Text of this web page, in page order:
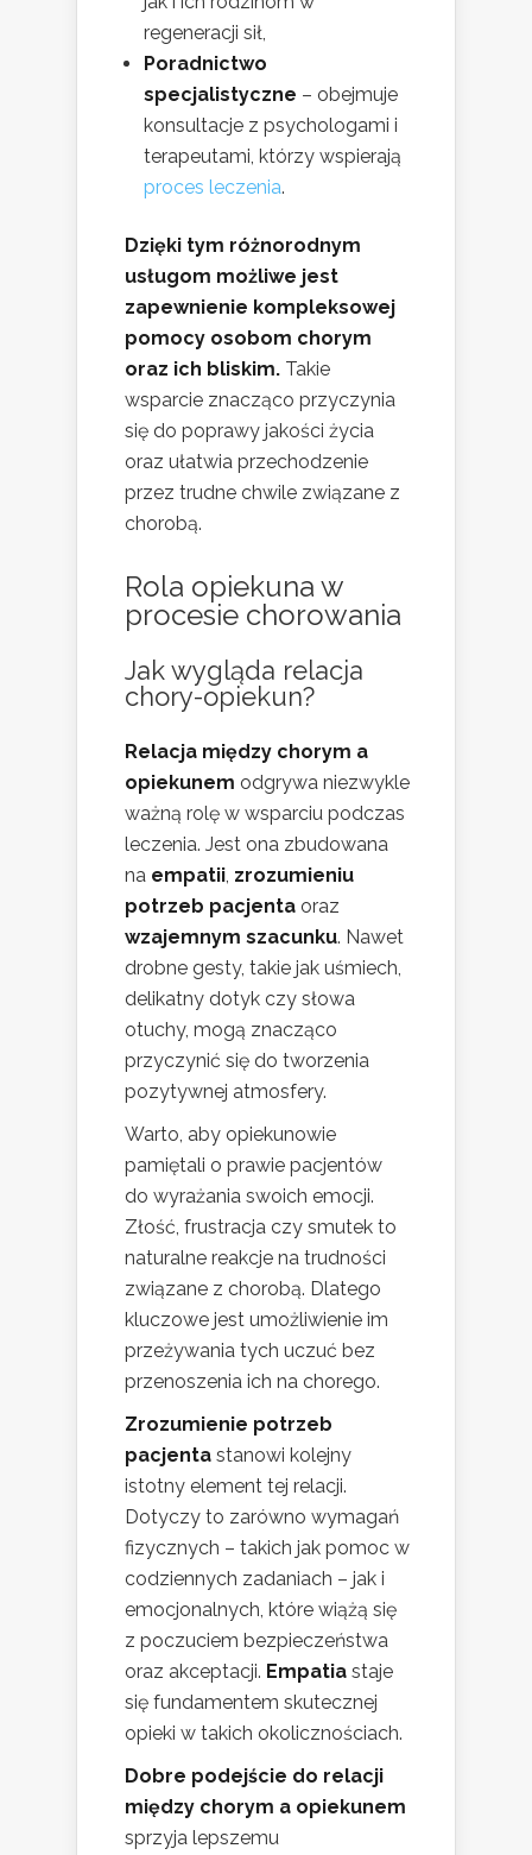
regeneracji sił,
Poradnictwo
specjalistyczne – obejmuje
konsultacje z psychologami i
terapeutami, którzy wspierają
proces leczenia.
Dzięki tym różnorodnym
usługom możliwe jest
zapewnienie kompleksowej
pomocy osobom chorym
oraz ich bliskim. Takie
wsparcie znacząco przyczynia
się do poprawy jakości życia
oraz ułatwia przechodzenie
przez trudne chwile związane z
chorobą.
Rola opiekuna w
procesie chorowania
Jak wygląda relacja
chory-opiekun?
Relacja między chorym a
opiekunem odgrywa niezwykle
ważną rolę w wsparciu podczas
leczenia. Jest ona zbudowana
na empatii zrozumieniu
potrzeb pacjenta oraz
wzajemnym szacunku. Nawet
drobne gesty, takie jak uśmiech,
delikatny dotyk czy słowa
otuchy, mogą znacząco
przyczynić się do tworzenia
pozytywnej atmosfery.
Warto, aby opiekunowie
pamiętali o prawie pacjentów
do wyrażania swoich emocji.
Złość, frustracja czy smutek to
naturalne reakcje na trudności
związane z chorobą. Dlatego
kluczowe jest umożliwienie im
przeżywania tych uczuć bez
przenoszenia ich na chorego.
Zrozumienie potrzeb
pacjenta stanowi kolejny
istotny element tej relacji.
Dotyczy to zarówno wymagań
fizycznych – takich jak pomoc w
codziennych zadaniach – jak i
emocjonalnych, które wiążą się
z poczuciem bezpieczeństwa
oraz akceptacji. Empatia staje
się fundamentem skutecznej
opieki w takich okolicznościach.
Dobre podejście do relacji
między chorym a opiekunem
sprzyja lepszemu